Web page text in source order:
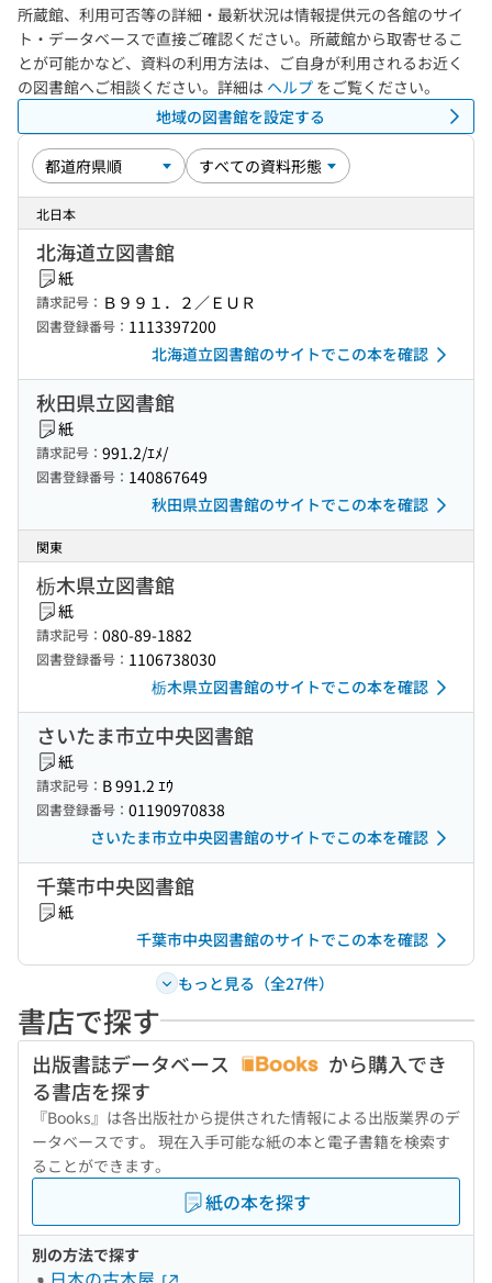
所蔵館、利用可否等の詳細・最新状況は情報提供元の各館のサイ
ト・データベースで直接ご確認ください。所蔵館から取寄せるこ
とが可能かなど、資料の利用方法は、ご自身が利用されるお近く
の図書館へご相談ください。詳細は ヘルプ をご覧ください。
地域の図書館を設定する
北日本
北海道立図書館
紙
請求記号： Ｂ９９１．２／ＥＵＲ
図書登録番号： 1113397200
北海道立図書館のサイトでこの本を確認
秋田県立図書館
紙
請求記号： 991.2/ｴﾒ/
図書登録番号： 140867649
秋田県立図書館のサイトでこの本を確認
関東
栃木県立図書館
紙
請求記号： 080-89-1882
図書登録番号： 1106738030
栃木県立図書館のサイトでこの本を確認
さいたま市立中央図書館
紙
請求記号： B 991.2 ｴｳ
図書登録番号： 01190970838
さいたま市立中央図書館のサイトでこの本を確認
千葉市中央図書館
紙
千葉市中央図書館のサイトでこの本を確認
もっと見る（全27件）
書店で探す
出版書誌データベース
から購入でき
る書店を探す
『Books』は各出版社から提供された情報による出版業界のデ
ータベースです。 現在入手可能な紙の本と電子書籍を検索す
ることができます。
紙の本を探す
別の方法で探す